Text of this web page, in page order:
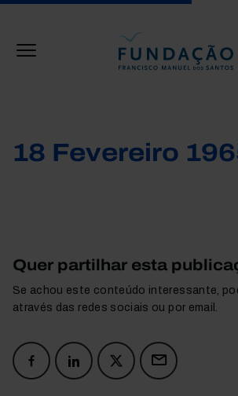
18 Fevereiro
Quer partilhar esta
Se achou este conteúdo interessante,
através das redes sociais ou por email.